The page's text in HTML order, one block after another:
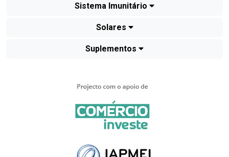
Sistema Imunitário
Solares
Suplementos